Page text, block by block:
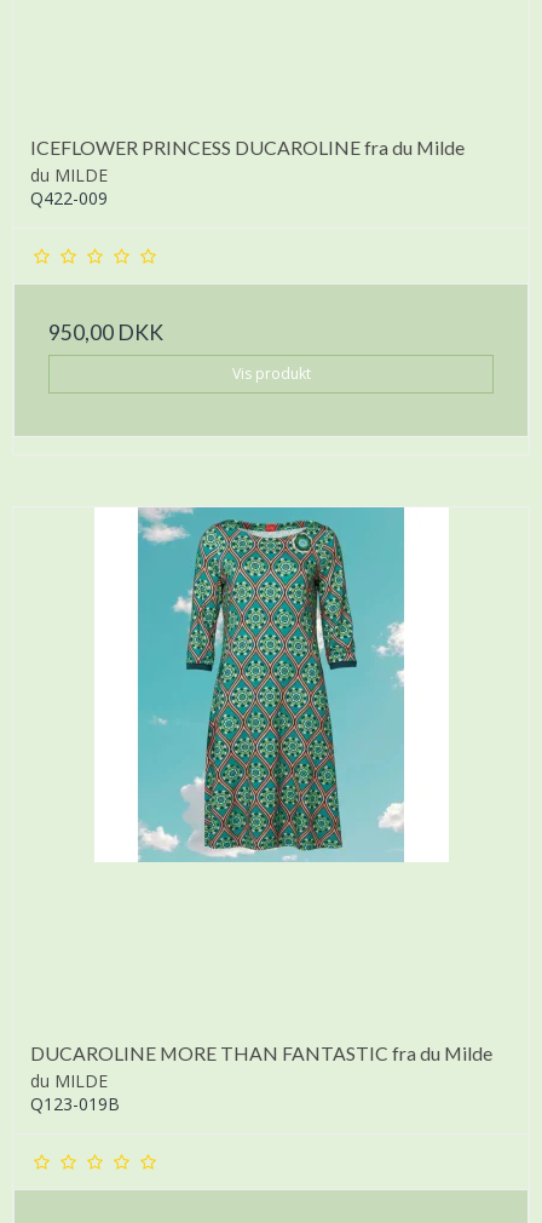
ICEFLOWER PRINCESS DUCAROLINE fra du Milde
du MILDE
Q422-009
950,00 DKK
Vis produkt
DUCAROLINE MORE THAN FANTASTIC fra du Milde
du MILDE
Q123-019B